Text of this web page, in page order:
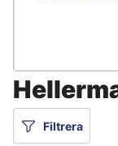
Filtrera